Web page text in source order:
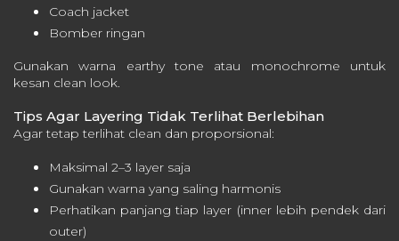
Coach jacket
Bomber ringan
Gunakan warna earthy tone atau monochrome untuk
kesan clean look.
Tips Agar Layering Tidak Terlihat Berlebihan
Agar tetap terlihat clean dan proporsional:
Maksimal 2–3 layer saja
Gunakan warna yang saling harmonis
Perhatikan panjang tiap layer (inner lebih pendek dari
outer)